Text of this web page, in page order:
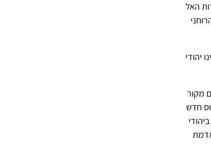
האל
יהודי
מקור
חדש